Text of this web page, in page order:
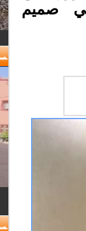
صميم